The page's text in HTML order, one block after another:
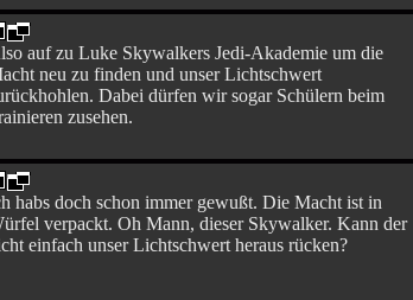
auf zu Luke Skywalkers Jedi-Akademie um die
neu zu finden und unser Lichtschwert
Dabei dürfen wir sogar Schülern beim
zusehen.
habs doch schon immer gewußt. Die Macht ist in
verpackt. Oh Mann, dieser Skywalker. Kann der
einfach unser Lichtschwert heraus rücken?